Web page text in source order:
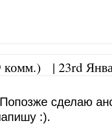
комм.) | 23rd
сделаю
:).